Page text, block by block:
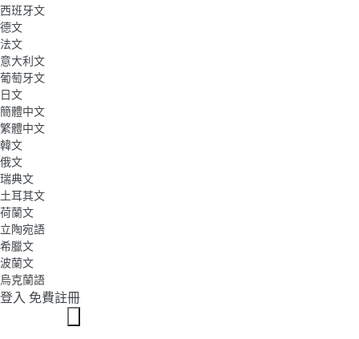
西班牙文
德文
法文
意大利文
葡萄牙文
日文
簡體中文
繁體中文
韓文
俄文
瑞典文
土耳其文
荷蘭文
立陶宛語
希臘文
波蘭文
烏克蘭語
登入 免費註冊